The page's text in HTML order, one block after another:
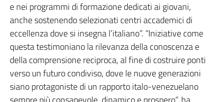
e nei programmi di formazione dedicati ai giovani,
anche sostenendo selezionati centri accademici di
eccellenza dove si insegna l’italiano”. “Iniziative come
questa testimoniano la rilevanza della conoscenza e
della comprensione reciproca, al fine di costruire ponti
verso un futuro condiviso, dove le nuove generazioni
siano protagoniste di un rapporto italo-venezuelano